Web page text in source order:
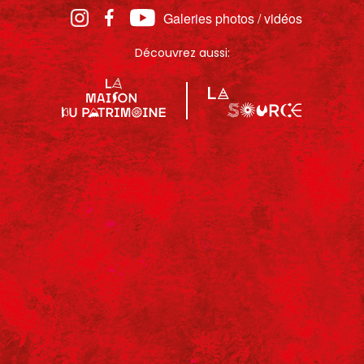
Galeries photos / vidéos
Découvrez aussi: